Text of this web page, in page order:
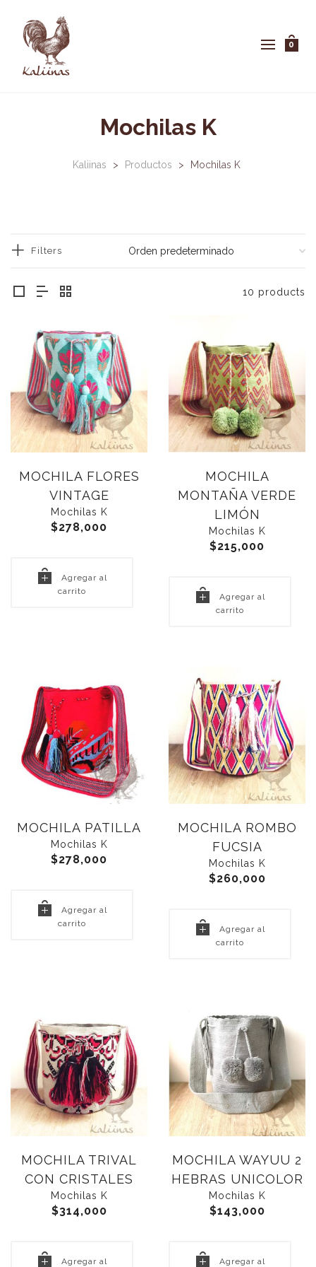
0
Mochilas K
Kaliinas > Productos > Mochilas K
Filters
10 products
MOCHILA FLORES
VINTAGE
Mochilas K
$278,000
Agregar al
carrito
MOCHILA
MONTAÑA VERDE
LIMÓN
Mochilas K
$215,000
Agregar al
carrito
MOCHILA PATILLA
Mochilas K
$278,000
Agregar al
carrito
MOCHILA ROMBO
FUCSIA
Mochilas K
$260,000
Agregar al
carrito
MOCHILA TRIVAL
CON CRISTALES
Mochilas K
$314,000
Agregar al
MOCHILA WAYUU 2
HEBRAS UNICOLOR
Mochilas K
$143,000
Agregar al